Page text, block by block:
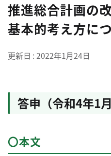
推進総合計画の
基本的考え方につ
更新日 2022年1月24日
答申（令和4年1月
〇本文